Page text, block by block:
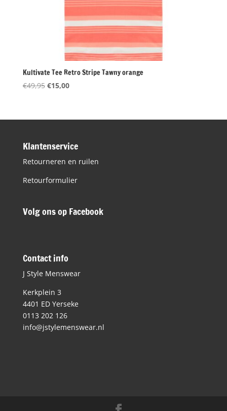
Kultivate Tee Retro Stripe Tawny orange
€49,95 Oorspronkelijke
€49,95.
€15,00Huidige
€15,00.
Klantenservice
Retourneren en ruilen
Retourformulier
Volg ons op Facebook
Contact info
J Style Menswear
Kerkplein 3
4401 ED Yerseke
0113 202 126
info@jstylemenswear.nl